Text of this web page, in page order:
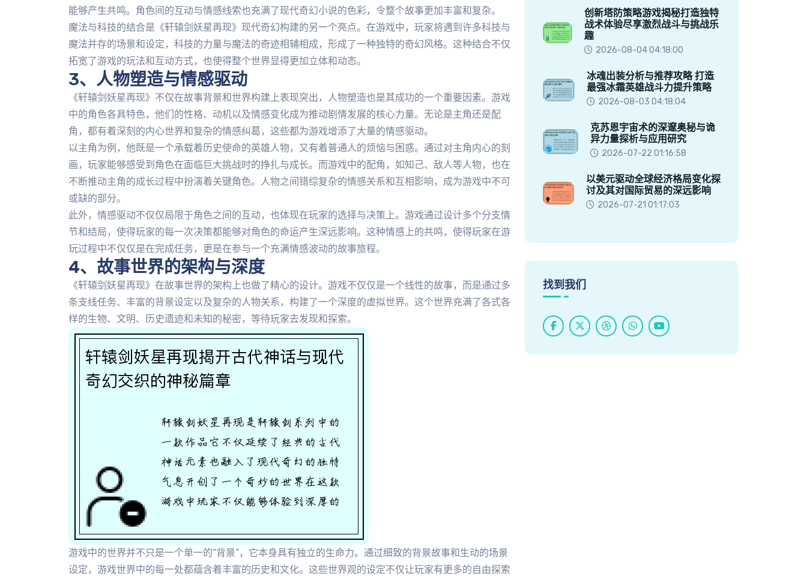
能够产生共鸣。角色间的互动与情感线索也充满了现代奇幻小说的色彩，令整个故事更加丰富和复杂。
魔法与科技的结合是《轩辕剑妖星再现》现代奇幻构建的另一个亮点。在游戏中，玩家将遇到许多科技与
魔法并存的场景和设定，科技的力量与魔法的奇迹相辅相成，形成了一种独特的奇幻风格。这种结合不仅
拓宽了游戏的玩法和互动方式，也使得整个世界显得更加立体和动态。
3、人物塑造与情感驱动
《轩辕剑妖星再现》不仅在故事背景和世界构建上表现突出，人物塑造也是其成功的一个重要因素。游戏
中的角色各具特色，他们的性格、动机以及情感变化成为推动剧情发展的核心力量。无论是主角还是配
角，都有着深刻的内心世界和复杂的情感纠葛，这些都为游戏增添了大量的情感驱动。
以主角为例，他既是一个承载着历史使命的英雄人物，又有着普通人的烦恼与困惑。通过对主角内心的刻
画，玩家能够感受到角色在面临巨大挑战时的挣扎与成长。而游戏中的配角，如知己、敌人等人物，也在
不断推动主角的成长过程中扮演着关键角色。人物之间错综复杂的情感关系和互相影响，成为游戏中不可
或缺的部分。
此外，情感驱动不仅仅局限于角色之间的互动，也体现在玩家的选择与决策上。游戏通过设计多个分支情
节和结局，使得玩家的每一次决策都能够对角色的命运产生深远影响。这种情感上的共鸣，使得玩家在游
玩过程中不仅仅是在完成任务，更是在参与一个充满情感波动的故事旅程。
4、故事世界的架构与深度
《轩辕剑妖星再现》在故事世界的架构上也做了精心的设计。游戏不仅仅是一个线性的故事，而是通过多
条支线任务、丰富的背景设定以及复杂的人物关系，构建了一个深度的虚拟世界。这个世界充满了各式各
样的生物、文明、历史遗迹和未知的秘密，等待玩家去发现和探索。
游戏中的世界并不只是一个单一的“背景”，它本身具有独立的生命力。通过细致的背景故事和生动的场景
设定，游戏世界中的每一处都蕴含着丰富的历史和文化。这些世界观的设定不仅让玩家有更多的自由探索
创新塔防策略游戏揭秘打造独特
战术体验尽享激烈战斗与挑战乐
趣
2026-08-04 04:18:00
冰魂出装分析与推荐攻略 打造
最强冰霜英雄战斗力提升策略
2026-08-03 04:18:04
克苏恩宇宙术的深邃奥秘与诡
异力量探析与应用研究
2026-07-22 01:16:58
以美元驱动全球经济格局变化探
讨及其对国际贸易的深远影响
2026-07-21 01:17:03
找到我们